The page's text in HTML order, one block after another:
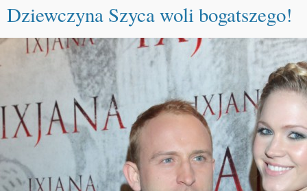
Dziewczyna Szyca woli bogatszego!